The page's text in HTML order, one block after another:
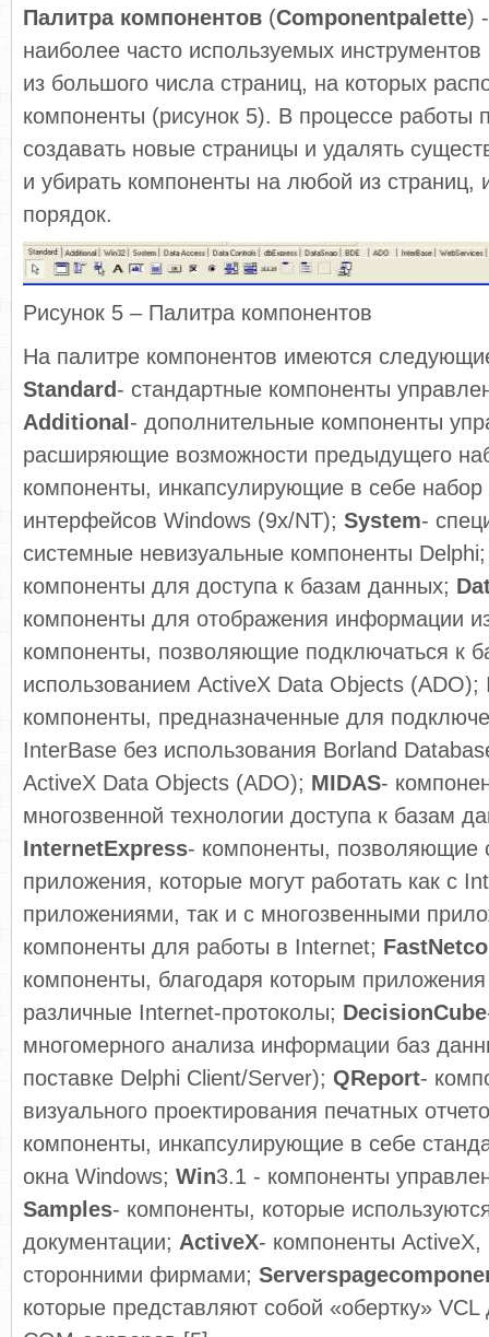
Палитра компонентов (Componentpalette)
наиболее часто используемых
из большого числа страниц, на которых
компоненты (рисунок 5). В процессе работы
создавать новые страницы и удалять
и убирать компоненты на любой из страниц,
порядок.
Рисунок 5 – Палитра компонентов
На палитре компонентов имеются
Standard - стандартные компоненты
Additional - дополнительные компоненты
расширяющие возможности предыдущего
компоненты, инкапсулирующие в себе
интерфейсов Windows (9x/NT); System-
системные невизуальные компоненты
компоненты для доступа к базам данных;
компоненты для отображения информации
компоненты, позволяющие подключаться к
использованием ActiveX Data Objects (ADO);
компоненты, предназначенные для
InterBase без использования Borland
ActiveX Data Objects (ADO); MIDAS-
многозвенной технологии доступа к базам
InternetExpress- компоненты, позволяющие
приложения, которые могут работать как с
приложениями, так и с многозвенными
компоненты для работы в Internet; FastNet
компоненты, благодаря которым приложения
различные Internet-протоколы; DecisionCube
многомерного анализа информации баз
поставке Delphi Client/Server); QReport-
визуального проектирования печатных
компоненты, инкапсулирующие в себе
окна Windows; Win3.1 - компоненты
Samples- компоненты, которые
документации; ActiveX- компоненты ActiveX,
сторонними фирмами; Serverspage
которые представляют собой «обертку»